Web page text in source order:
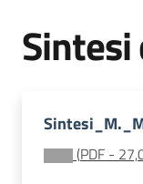
Centri
estivi
socioeducativi
(PDF -